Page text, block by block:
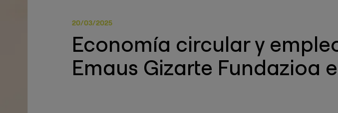
20/03/2025
Economía circular y
Emaus Gizarte Fundazioa